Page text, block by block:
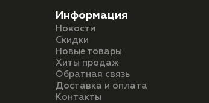
Информация
Новости
Скидки
Новые товары
Хиты продаж
Обратная связь
Доставка и оплата
Контакты